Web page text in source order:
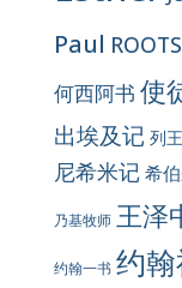
Paul ROOTS
何西阿书 使
出埃及记 列
尼希米记 希
乃基牧师 王泽
约翰一书 约